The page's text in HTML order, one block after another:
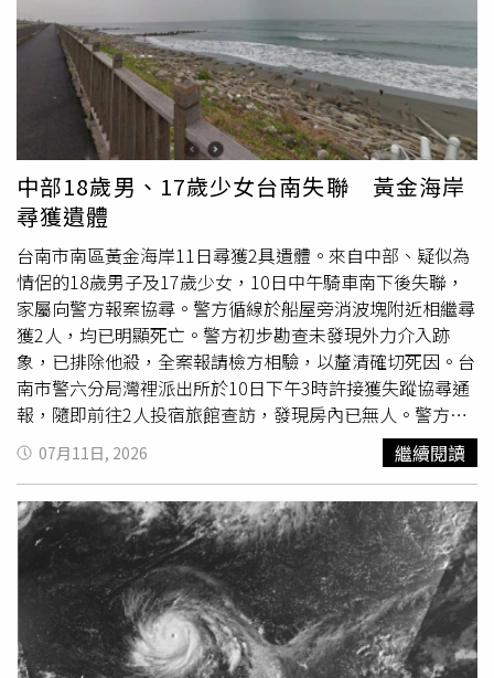
已逮捕涉嫌行凶的36歲男子，目前依涉嫌故意傷害罪偵辦。
死者家屬代理律師證實，全案已於7月9日移送烏拉特前旗人
民檢察院審查起訴。家屬已正式向檢方提出意見書，要求將
案件改依故意殺人罪起訴，並建請依法從重量刑。目前檢方
尚未公布案件定性及起訴內容，至於涉案營業場所的經營性
質是否合法、嫌犯持刀原因，以及場所經營者是否須承擔相
關責任等問題，仍有待檢警進一步調查釐清。
船屋旁消波塊發現一名男性浮屍，確認就是失蹤的18歲男
子；直到11日凌晨3時許，海巡人員也發現一名女性浮屍，
打撈上岸後也確認是17歲失蹤女子，兩人均明顯死亡，並未
送醫。女方家屬接獲噩耗後相當崩潰，認為女兒不可能自行
輕生，懷疑是遭到脅迫。警方勘驗現場跡證，確認機車停放
處無打鬥痕跡，案發前後也沒有可疑人員出沒，初步排除加
工自殺的可能，將報請檢察官相驗來查明確切死因。
《CTWANT》關心您：如果您覺得痛苦、似乎沒有出路，您
並不孤單，請撥打1925。
中部18歲男、17歲少女台南失聯 黃金海岸
尋獲遺體
台南市南區黃金海岸11日尋獲2具遺體。來自中部、疑似為
情侶的18歲男子及17歲少女，10日中午騎車南下後失聯，
家屬向警方報案協尋。警方循線於船屋旁消波塊附近相繼尋
獲2人，均已明顯死亡。警方初步勘查未發現外力介入跡
象，已排除他殺，全案報請檢方相驗，以釐清確切死因。台
南市警六分局灣裡派出所於10日下午3時許接獲失蹤協尋通
報，隨即前往2人投宿旅館查訪，發現房內已無人。警方調
閱監視器追查，確認2人共乘機車往南區黃金海岸方向行
駛，最後發現機車停放於海岸船屋旁，且自當日凌晨2時許
起便停放在現場。警方於晚間8時15分通報台南市消防局及
海巡署協助搜尋。消防局出動3車10人，與海巡人員在夜間
及海象不佳情況下展開聯合搜索。晚間9時許，消防人員先
在船屋旁消波塊附近尋獲男性遺體；海巡人員隨後也在附近
水域尋獲女性遺體，確認為失蹤的2名青少年。警方勘驗現
場，機車停放處未發現打鬥痕跡，詳細死因仍待檢方相驗釐
清。
07月11日, 2026 繼續閱讀